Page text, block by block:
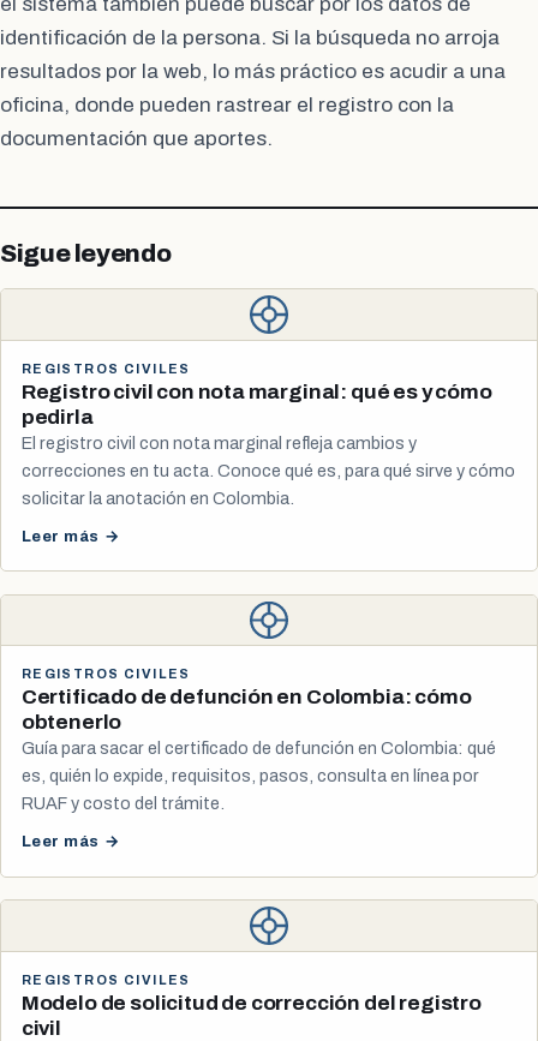
el sistema también puede buscar por los datos de
identificación de la persona. Si la búsqueda no arroja
resultados por la web, lo más práctico es acudir a una
oficina, donde pueden rastrear el registro con la
documentación que aportes.
Sigue leyendo
REGISTROS CIVILES
Registro civil con nota marginal: qué es y cómo
pedirla
El registro civil con nota marginal refleja cambios y
correcciones en tu acta. Conoce qué es, para qué sirve y cómo
solicitar la anotación en Colombia.
Leer más →
REGISTROS CIVILES
Certificado de defunción en Colombia: cómo
obtenerlo
Guía para sacar el certificado de defunción en Colombia: qué
es, quién lo expide, requisitos, pasos, consulta en línea por
RUAF y costo del trámite.
Leer más →
REGISTROS CIVILES
Modelo de solicitud de corrección del registro
civil